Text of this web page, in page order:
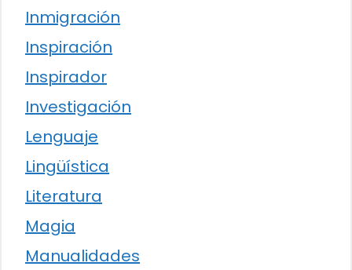
Inmigración
Inspiración
Inspirador
Investigación
Lenguaje
Lingüística
Literatura
Magia
Manualidades